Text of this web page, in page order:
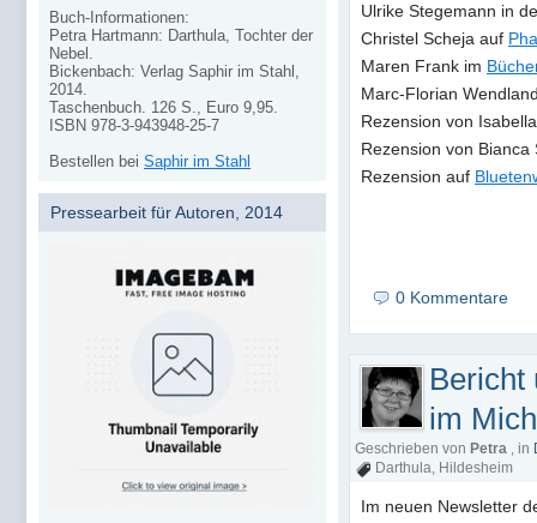
Ulrike Stegemann in
Christel Scheja auf
Maren Frank im
Marc-Florian
Rezension von
Rezension von
Rezension auf
0 Kommentare
Bericht
im
Geschrieben von Petra , in
Darthula, Hildesheim
Im neuen Newsletter
Buch-Informationen:
Petra Hartmann: Darthula, Tochter der
Nebel.
Bickenbach: Verlag Saphir im Stahl,
2014.
Taschenbuch. 126 S., Euro 9,95.
ISBN 978-3-943948-25-7
Bestellen bei Saphir im Stahl
Pressearbeit für Autoren, 2014